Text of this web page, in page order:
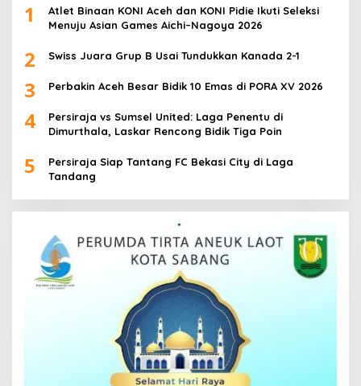
1
Atlet Binaan KONI Aceh dan KONI Pidie Ikuti Seleksi
Menuju Asian Games Aichi–Nagoya 2026
2 Swiss Juara Grup B Usai Tundukkan Kanada 2-1
3 Perbakin Aceh Besar Bidik 10 Emas di PORA XV 2026
4
Persiraja vs Sumsel United: Laga Penentu di
Dimurthala, Laskar Rencong Bidik Tiga Poin
5
Persiraja Siap Tantang FC Bekasi City di Laga
Tandang